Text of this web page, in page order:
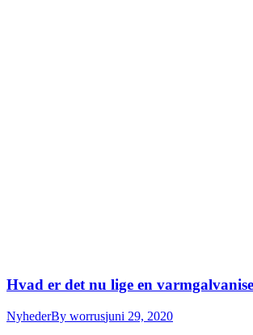
Hvad er det nu lige en
NyhederBy worrusjuni 29, 2020